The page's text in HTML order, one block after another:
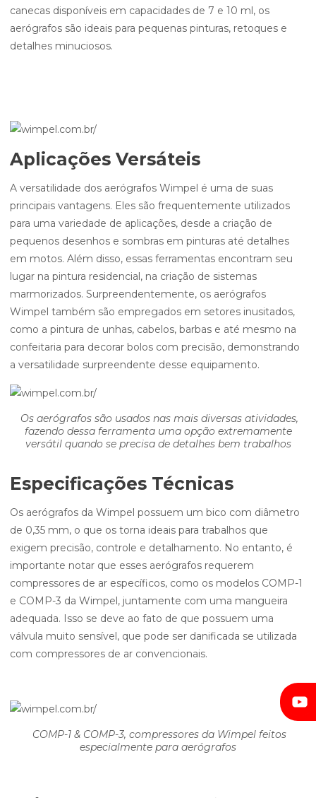
canecas disponíveis em capacidades de 7 e 10 ml, os
aerógrafos são ideais para pequenas pinturas, retoques e
detalhes minuciosos.
Aplicações Versáteis
A versatilidade dos aerógrafos Wimpel é uma de suas
principais vantagens. Eles são frequentemente utilizados
para uma variedade de aplicações, desde a criação de
pequenos desenhos e sombras em pinturas até detalhes
em motos. Além disso, essas ferramentas encontram seu
lugar na pintura residencial, na criação de sistemas
marmorizados. Surpreendentemente, os aerógrafos
Wimpel também são empregados em setores inusitados,
como a pintura de unhas, cabelos, barbas e até mesmo na
confeitaria para decorar bolos com precisão, demonstrando
a versatilidade surpreendente desse equipamento.
Os aerógrafos são usados nas mais diversas atividades,
fazendo dessa ferramenta uma opção extremamente
versátil quando se precisa de detalhes bem trabalhos
Especificações Técnicas
Os aerógrafos da Wimpel possuem um bico com diâmetro
de 0,35 mm, o que os torna ideais para trabalhos que
exigem precisão, controle e detalhamento. No entanto, é
importante notar que esses aerógrafos requerem
compressores de ar específicos, como os modelos COMP-1
e COMP-3 da Wimpel, juntamente com uma mangueira
adequada. Isso se deve ao fato de que possuem uma
válvula muito sensível, que pode ser danificada se utilizada
com compressores de ar convencionais.
COMP-1 & COMP-3, compressores da Wimpel feitos
especialmente para aerógrafos